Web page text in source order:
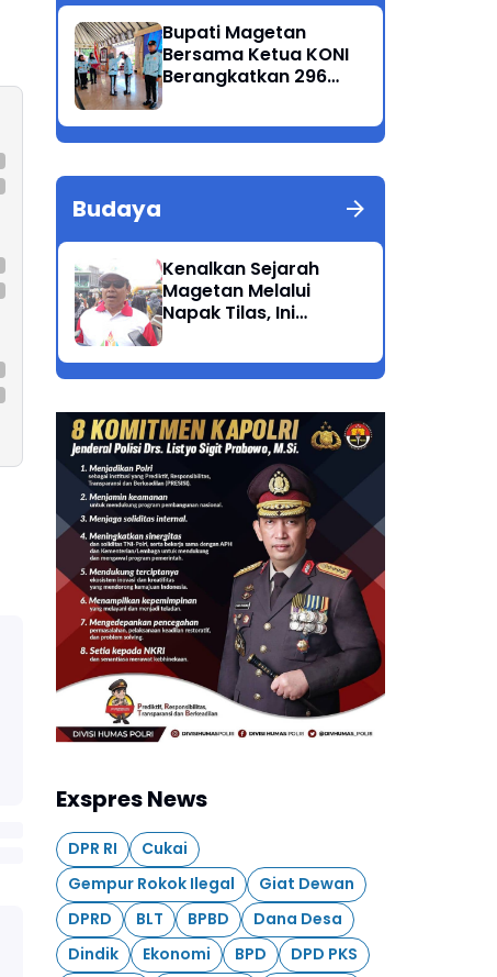
Bupati Magetan
Bersama Ketua KONI
Berangkatkan 296
Jatim 2025
Budaya
Kenalkan Sejarah
Magetan Melalui
Napak Tilas, Ini
Kadis Dikpora.
Exspres News
DPR RI
Cukai
Gempur Rokok Ilegal
Giat Dewan
DPRD
BLT BPBD
Dana Desa
Dindik
Ekonomi BPD
DPD PKS